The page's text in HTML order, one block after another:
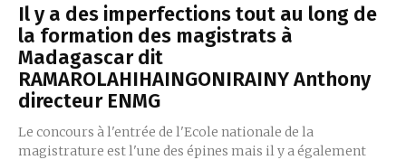
Il y a des imperfections tout au long de
la formation des magistrats à
Madagascar dit
RAMAROLAHIHAINGONIRAINY Anthony
directeur ENMG
Le concours à l'entrée de l'Ecole nationale de la
magistrature est l'une des épines mais il y a également